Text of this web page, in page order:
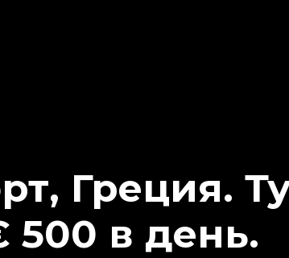
Греция.
500 в день.